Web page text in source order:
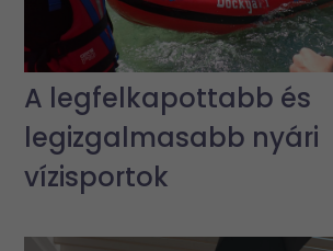
A legfelkapottabb és
legizgalmasabb nyári
vízisportok